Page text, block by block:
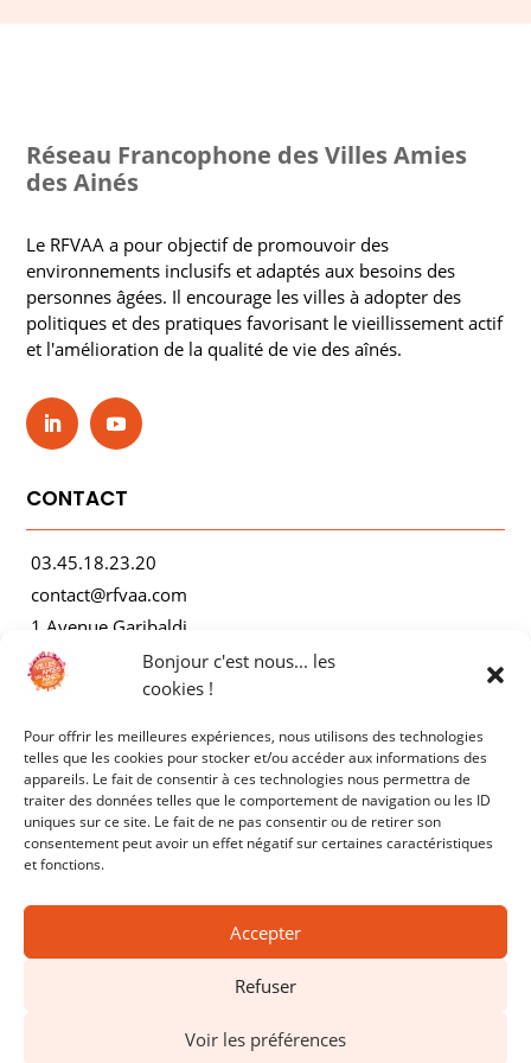
Bonjour c'est nous... les
cookies !
Pour offrir les meilleures expériences, nous utilisons des technologies
telles que les cookies pour stocker et/ou accéder aux informations des
appareils. Le fait de consentir à ces technologies nous permettra de
traiter des données telles que le comportement de navigation ou les ID
uniques sur ce site. Le fait de ne pas consentir ou de retirer son
consentement peut avoir un effet négatif sur certaines caractéristiques
et fonctions.
Accepter
Refuser
Voir les préférences
Réseau Francophone des Villes Amies
des Ainés
Le RFVAA a pour objectif de promouvoir des
environnements inclusifs et adaptés aux besoins des
personnes âgées. Il encourage les villes à adopter des
politiques et des pratiques favorisant le vieillissement actif
et l'amélioration de la qualité de vie des aînés.
CONTACT
03.45.18.23.20
contact@rfvaa.com
1 Avenue Garibaldi
21000 Dijon
AUTRES
Mentions légales
Politiques de confidentialité